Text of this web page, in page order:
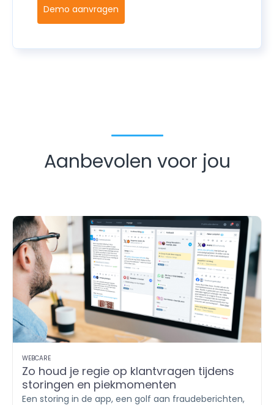
Demo aanvragen
Aanbevolen voor jou
WEBCARE
Zo houd je regie op klantvragen tijdens
storingen en piekmomenten
Een storing in de app, een golf aan fraudeberichten,